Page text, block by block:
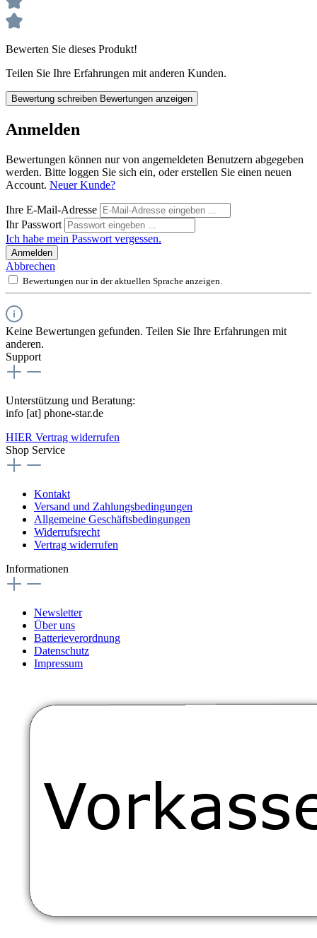
Bewerten Sie dieses Produkt!
Teilen Sie Ihre Erfahrungen mit anderen Kunden.
Bewertung schreiben Bewertungen anzeigen
Anmelden
Bewertungen können nur von angemeldeten Benutzern abgegeben
werden. Bitte loggen Sie sich ein, oder erstellen Sie einen neuen
Account. Neuer Kunde?
Ihre E-Mail-Adresse
Ihr Passwort
Ich habe mein Passwort vergessen.
Anmelden
Abbrechen
Bewertungen nur in der aktuellen Sprache anzeigen.
Keine Bewertungen gefunden. Teilen Sie Ihre Erfahrungen mit
anderen.
Support
Unterstützung und Beratung:
info [at] phone-star.de
HIER Vertrag widerrufen
Shop Service
Kontakt
Versand und Zahlungsbedingungen
Allgemeine Geschäftsbedingungen
Widerrufsrecht
Vertrag widerrufen
Informationen
Newsletter
Über uns
Batterieverordnung
Datenschutz
Impressum